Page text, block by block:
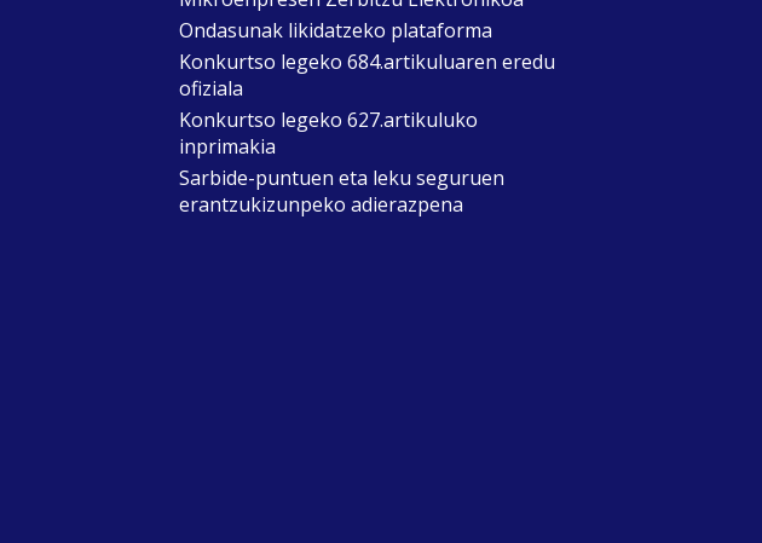
Ondasunak likidatzeko plataforma
Konkurtso legeko 684.artikuluaren eredu
ofiziala
Konkurtso legeko 627.artikuluko
inprimakia
Sarbide-puntuen eta leku seguruen
erantzukizunpeko adierazpena